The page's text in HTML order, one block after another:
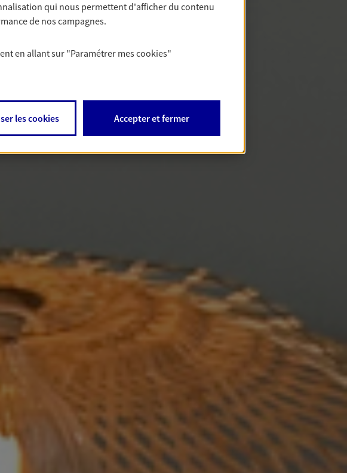
qui nous permettent d'afficher du contenu
de nos campagnes.
en allant sur "Paramétrer mescookies"
les cookies Accepter et fermer